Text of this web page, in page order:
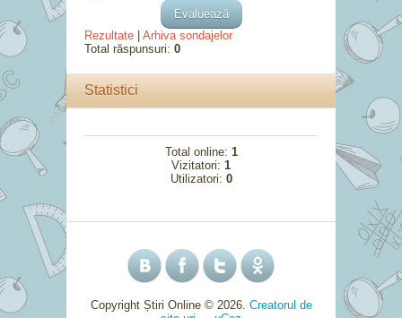
Rezultate
Arhiva sondajelor
Total răspunsuri: 0
Statistici
Total online: 1
Vizitatori: 1
Utilizatori: 0
Copyright Știri Online © 2026. Creatorul de